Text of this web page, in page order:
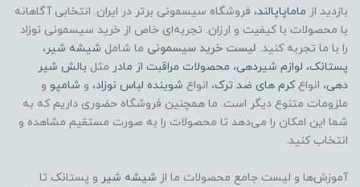
بازدید از ماماپاپالند، فروشگاه سیسمونی برتر در ایران. انتخابی آگاهانه
با محصولات با کیفیت و ارزان. تجربه‌ای خاص از خرید سیسمونی نوزاد
را با ما تجربه کنید. لیست خرید سیسمونی ما شامل شیشه شیر ،
پستانک، لوازم شیردهی، محصولات مراقبت از مادر مثل بالش شیر
دهی، انواعکرم های ضد ترک، انواع شوینده لباس نوزاد، و شامپو و
ملزومات متنوع دیگر است. ما همچنین فروشگاه حضوری داریم که به
شما این امکان را می‌دهد تا محصولات را به صورت مستقیم مشاهده و
انتخاب کنید.
آموزش‌ها و لیست جامع محصولات ما از شیشه شیر و پستانک تا